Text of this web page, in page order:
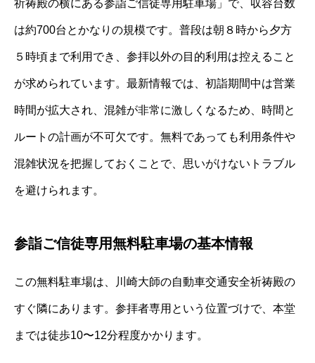
祈祷殿の横にある参詣ご信徒専用駐車場」で、収容台数
は約700台とかなりの規模です。普段は朝８時から夕方
５時頃まで利用でき、参拝以外の目的利用は控えること
が求められています。最新情報では、初詣期間中は営業
時間が拡大され、混雑が非常に激しくなるため、時間と
ルートの計画が不可欠です。無料であっても利用条件や
混雑状況を把握しておくことで、思いがけないトラブル
を避けられます。
参詣ご信徒専用無料駐車場の基本情報
この無料駐車場は、川崎大師の自動車交通安全祈祷殿の
すぐ隣にあります。参拝者専用という位置づけで、本堂
までは徒歩10〜12分程度かかります。